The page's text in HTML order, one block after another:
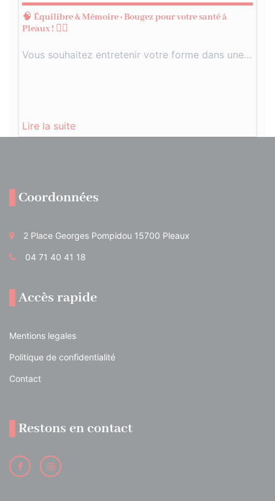
🧠 Équilibre & Mémoire : Bougez pour votre santé à
Pleaux ! 🚶‍♂️
Vous souhaitez entretenir votre forme dans une…
Lire la suite
Coordonnées
2 Place Georges Pompidou 15700 Pleaux
04 71 40 41 18
Accès rapide
Mentions legales
Politique de confidentialité
Contact
Restons en contact